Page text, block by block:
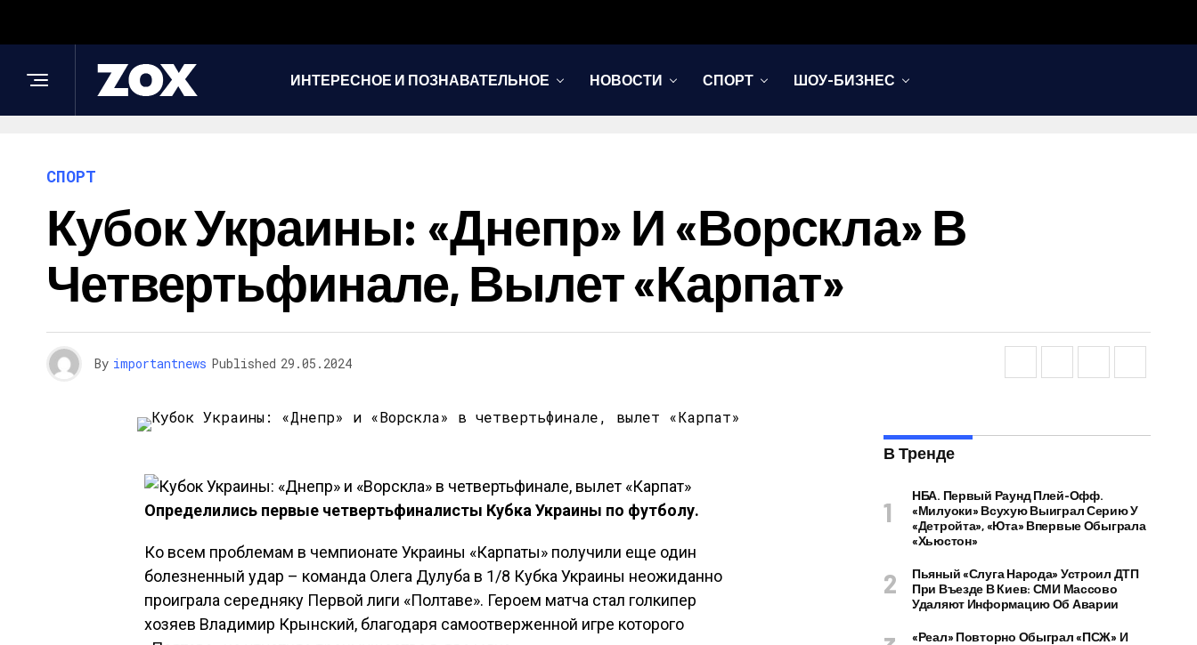
ИНТЕРЕСНОЕ И ПОЗНАВАТЕЛЬНОЕ НОВОСТИ СПОРТ ШОУ-БИЗНЕС
СПОРТ
Кубок Украины: «Днепр» И «Ворскла» В
Четвертьфинале, Вылет «Карпат»
By importantnews Published 29.05.2024
Определились первые четвертьфиналисты Кубка Украины по футболу.
Ко всем проблемам в чемпионате Украины «Карпаты» получили еще один
болезненный удар – команда Олега Дулуба в 1/8 Кубка Украины неожиданно
проиграла середняку Первой лиги «Полтаве». Героем матча стал голкипер
хозяев Владимир Крынский, благодаря самоотверженной игре которого
В Тренде
НБА. Первый Раунд Плей-Офф.
«Милуоки» Всухую Выиграл Серию У
«Детройта», «Юта» Впервые Обыграла
«Хьюстон»
Пьяный «слуга Народа» Устроил ДТП
При Въезде В Киев: СМИ Массово
Удаляют Информацию Об Аварии
«Реал» Повторно Обыграл «ПСЖ» И